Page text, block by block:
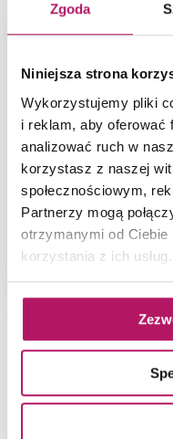
Zgoda
Niniejsza strona
Wykorzystujemy pliki
i reklam, aby oferować
analizować ruch w
korzystasz z naszej
społecznościowym,
Partnerzy mogą
otrzymanymi od
korzystania z ich usług.
0125
Umywalka nablatowa,
Green
ZOBACZ
NAJNOWSZE